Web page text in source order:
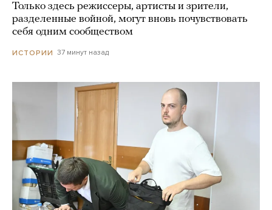
Только здесь режиссеры, артисты и зрители,
разделенные войной, могут вновь почувствовать
себя одним сообществом
ИСТОРИИ 37 минут назад